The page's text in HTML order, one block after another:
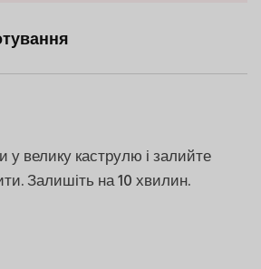
у велику каструлю і залийте
Залишіть на 10 хвилин.